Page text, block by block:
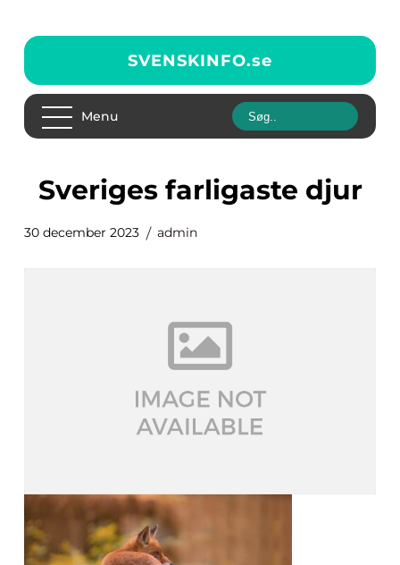
SVENSKINFO.se
Menu
sveriges farligaste djur
30 december 2023 admin